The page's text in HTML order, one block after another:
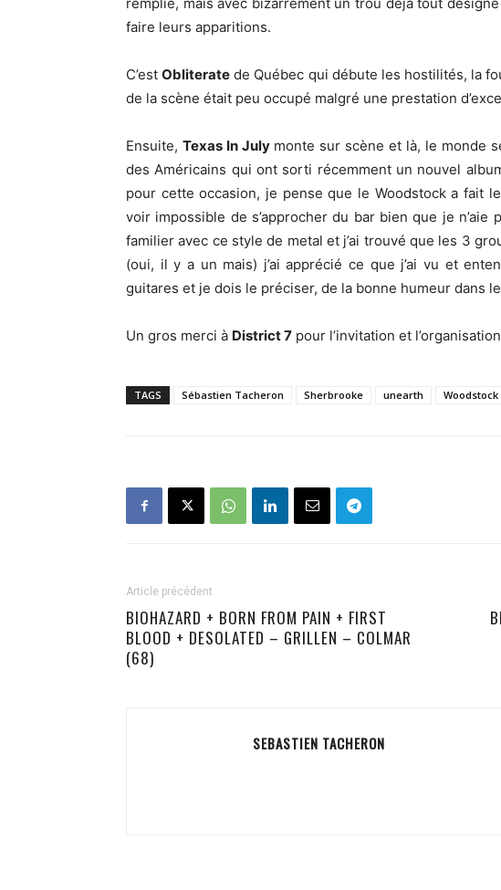
faire leurs apparitions.
C’estObliterate de Québec qui débute les hostilités, la
de la scène était peu occupé malgré une prestation
Ensuite, Texas In Julymonte sur scène et là, le monde
des Américains qui ont sorti récemment un nouvel
pour cette occasion, je pense que le Woodstock a fait
voir impossible de s’approcher du bar bien que je
familier avec ce style de metal et j’ai trouvé que les 3
(oui, il y a un mais) j’ai apprécié ce que j’ai vu et
guitares et je dois le préciser, de la bonne humeur dans
Un gros merci à District 7 pour l’invitation et
TAGS Sébastien Tacheron Sherbrooke unearth Woodstock
Article précédent
BIOHAZARD + BORN FROM PAIN + FIRST
BLOOD + DESOLATED – GRILLEN – COLMAR
(68)
SEBASTIEN TACHERON